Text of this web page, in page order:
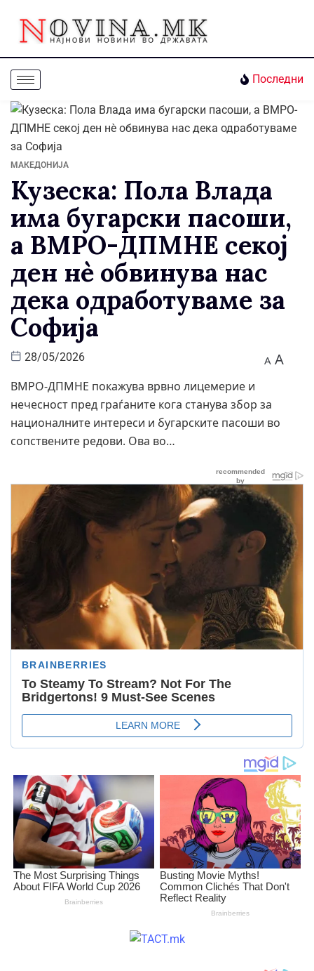
Последни
МАКЕДОНИЈА
Кузеска: Пола Влада
има бугарски пасоши,
а ВМРО-ДПМНЕ секој
ден нè обвинува нас
дека одработуваме за
Софија
28/05/2026 A A
ВМРО-ДПМНЕ покажува врвно лицемерие и
нечесност пред граѓаните кога станува збор за
националните интереси и бугарските пасоши во
сопствените редови. Ова во…